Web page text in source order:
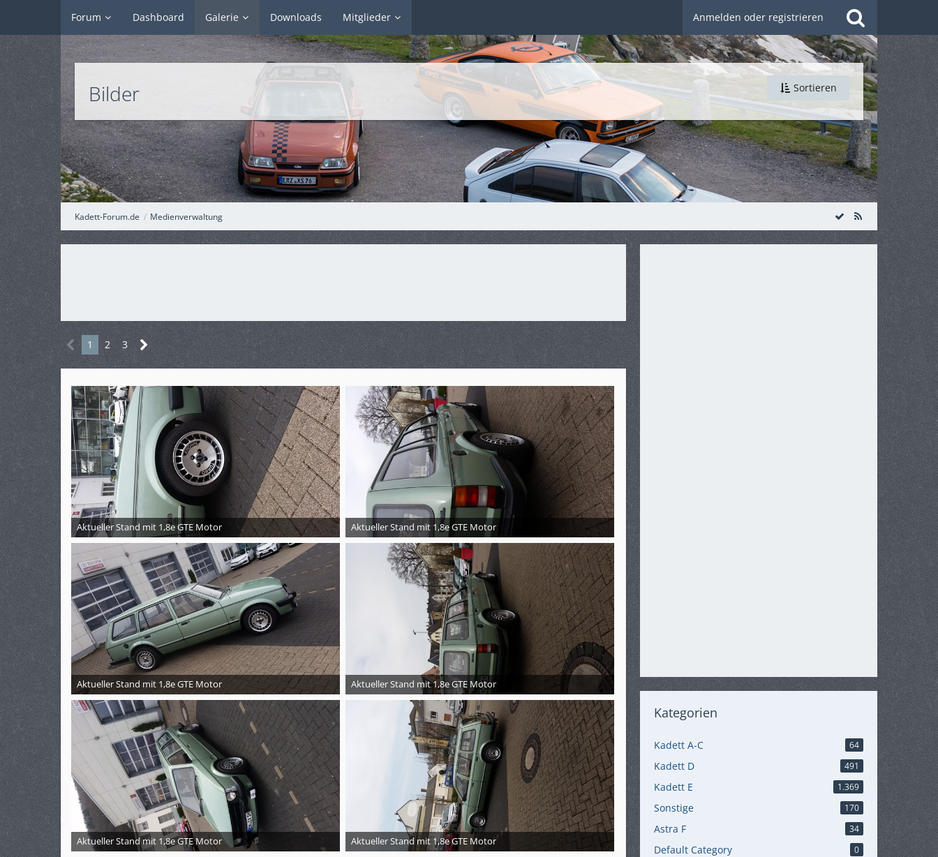
Forum Dashboard Galerie Downloads Mitglieder Anmelden oder registrieren
Kadett-Forum.de Medienverwaltung
Bilder Sortieren
1 2 3
Aktueller Stand mit 1,8e GTE Motor Aktueller Stand mit 1,8e GTE Motor
Aktueller Stand mit 1,8e GTE Motor Aktueller Stand mit 1,8e GTE Motor
Aktueller Stand mit 1,8e GTE Motor Aktueller Stand mit 1,8e GTE Motor
Kategorien
Kadett A-C 64
Kadett D 491
Kadett E 1.369
Sonstige 170
Astra F 34
Default Category 0